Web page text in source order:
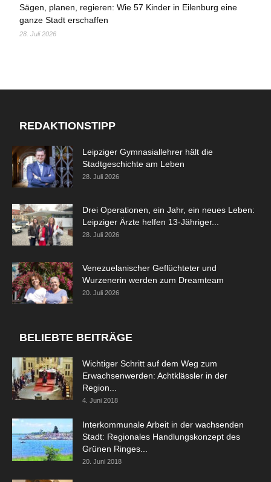
Sägen, planen, regieren: Wie 57 Kinder in Eilenburg eine
ganze Stadt erschaffen
28. Juli 2026
REDAKTIONSTIPP
Leipziger Gymnasiallehrer hält die
Stadtgeschichte am Leben
28. Juli 2026
Drei Operationen, ein Jahr, ein neues Leben:
Leipziger Ärzte helfen 13-Jähriger...
28. Juli 2026
Venezuelanischer Geflüchteter und
Wurzenerin werden zum Dreamteam
20. Juli 2026
BELIEBTE BEITRÄGE
Wichtiger Schritt auf dem Weg zum
Erwachsenwerden: Achtklässler in der
Region...
4. Juni 2018
Interkommunale Arbeit in der wachsenden
Stadt: Regionales Handlungskonzept des
Grünen Ringes...
20. Juni 2018